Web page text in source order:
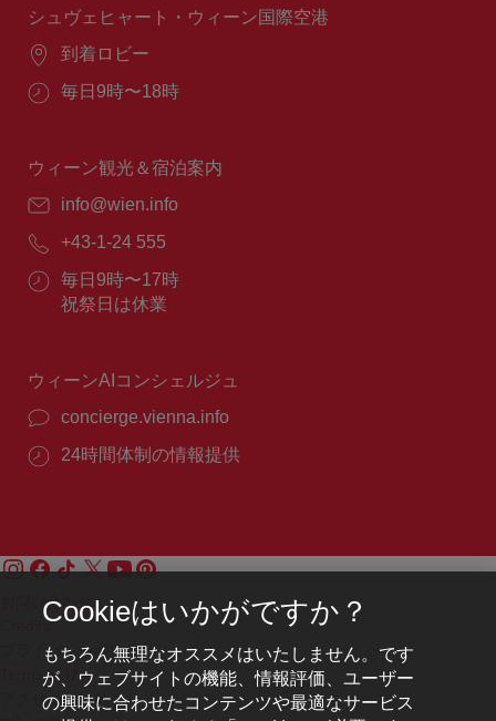
間：
シュヴェヒャート・ウィーン国際空港
場
到着ロビー
営
間：
毎日9時〜18時
ウィーン観光＆宿泊案内
E
ー
ル：
info@wien.info
電
番
号：
+43-1-24 555
営
業
毎日9時〜17時
祝祭日は休業
ウィーンAIコンシェルジュ
concierge.vienna.info
24時間体制の情報提供
お問い合わせ
Credits
プライバシーポリシー
Terms of Use
アクセシビリティ
Cookieはいかがですか？
もちろん無理なオススメはいたしません。です
が、ウェブサイトの機能、情報評価、ユーザー
の興味に合わせたコンテンツや最適なサービス